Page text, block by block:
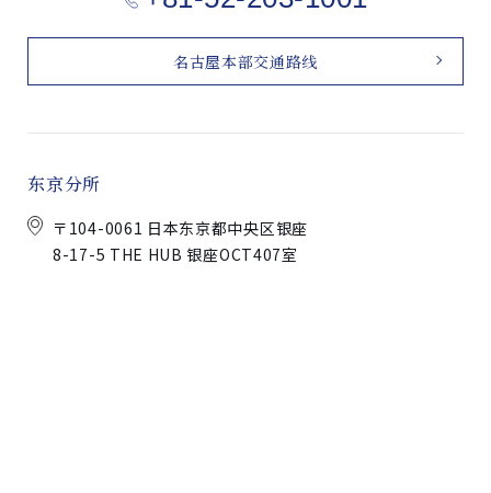
名古屋本部交通路线
东京分所
〒104-0061 日本东京都中央区银座
8-17-5 THE HUB 银座OCT407室